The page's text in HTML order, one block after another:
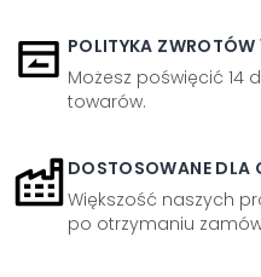
POLITYKA ZWROTÓW
Możesz poświęcić 14
towarów.
DOSTOSOWANE DLA
Większość naszych
po otrzymaniu